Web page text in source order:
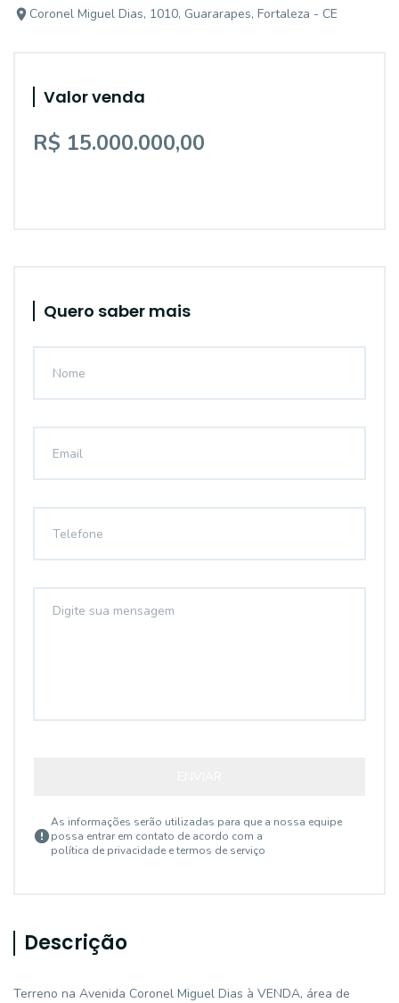
Coronel Miguel Dias, 1010, Guararapes, Fortaleza - CE
Valor venda
R$ 15.000.000,00
Quero saber mais
As informações serão utilizadas para que a nossa equipe
possa entrar em contato de acordo com a
política de privacidade e termos de serviço
Descrição
Terreno na Avenida Coronel Miguel Dias à VENDA, área de